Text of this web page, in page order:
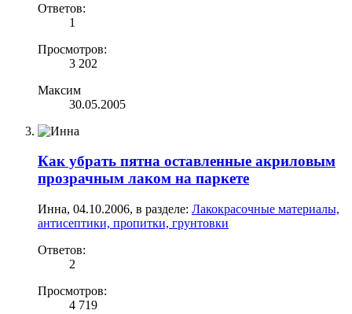
Ответов:
1
Просмотров:
3 202
Максим
30.05.2005
Как убрать пятна оставленные акриловым
прозрачным лаком на паркете
Инна, 04.10.2006, в разделе: Лакокрасочные материалы,
антисептики, пропитки, грунтовки
Ответов:
2
Просмотров:
4 719